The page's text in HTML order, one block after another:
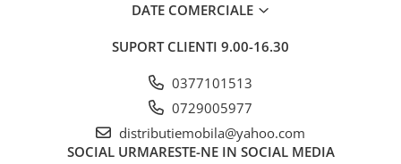
DATE COMERCIALE
SUPORT CLIENTI 9.00-16.30
0377101513
0729005977
distributiemobila@yahoo.com
SOCIAL URMARESTE-NE IN SOCIAL MEDIA